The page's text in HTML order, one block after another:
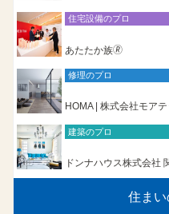
住宅設備のプロ
あたたか族🄬
修理のプロ
HOMA | 株式会社モアテ
建築のプロ
ドンナハウス株式会社
住ま